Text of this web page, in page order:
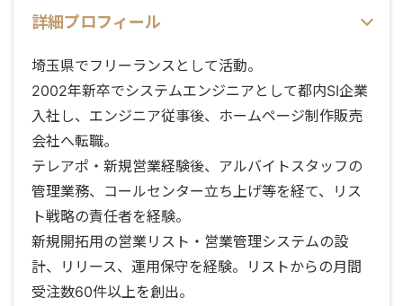
詳細プロフィール
埼玉県でフリーランスとして活動。
2002年新卒でシステムエンジニアとして都内SI企業
入社し、エンジニア従事後、ホームページ制作販売
会社へ転職。
テレアポ・新規営業経験後、アルバイトスタッフの
管理業務、コールセンター立ち上げ等を経て、リス
ト戦略の責任者を経験。
新規開拓用の営業リスト・営業管理システムの設
計、リリース、運用保守を経験。リストからの月間
受注数60件以上を創出。